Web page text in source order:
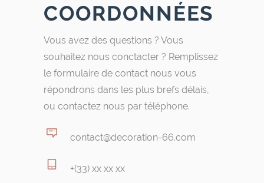
COORDONNÉES
Vous avez des questions ? Vous
souhaitez nous conctacter ? Remplissez
le formulaire de contact nous vous
répondrons dans les plus brefs délais,
ou contactez nous par téléphone.
contact@decoration-66.com
+(33) xx xx xx